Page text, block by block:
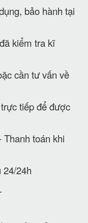
bảo hành tại
kiểm tra kĩ
cần tư vấn về
tiếp để được
toán khi
24h